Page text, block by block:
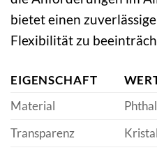
bietet einen
Flexibilität zu
EIGENSCHAFT
Material
Transparenz